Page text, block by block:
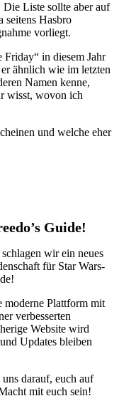
Die Liste sollte aber auf
seitens Hasbro
vorliegt.
Friday“ in diesem Jahr
ähnlich wie im letzten
Namen kenne,
wisst, wovon ich
und welche eher
Guide!
wir ein neues
für Star Wars-
moderne Plattform mit
verbesserten
Website wird
Updates bleiben
darauf, euch auf
mit euch sein!